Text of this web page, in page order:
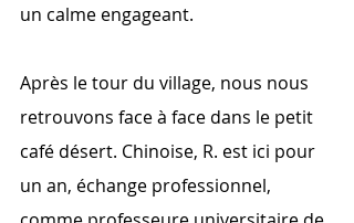
un calme engageant.
Après le tour du village, nous nous
retrouvons face à face dans le petit
café désert. Chinoise, R. est ici pour
un an, échange professionnel,